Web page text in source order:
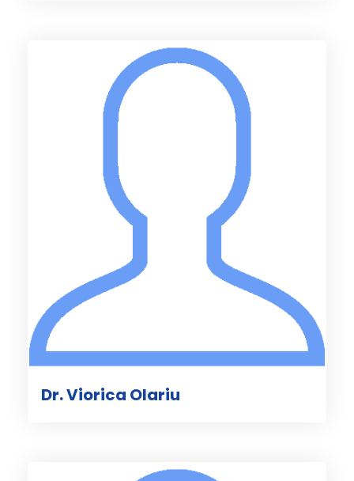
Dr. Viorica Olariu